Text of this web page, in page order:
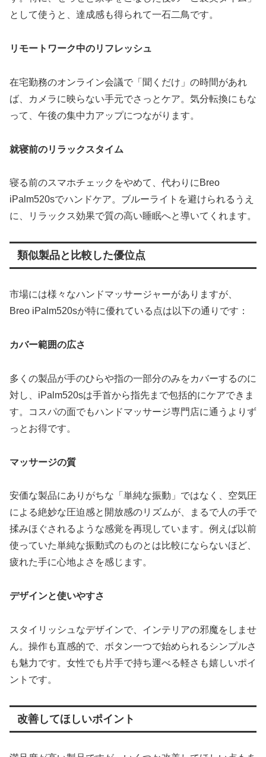
として使うと、達成感も得られて一石二鳥です。
リモートワーク中のリフレッシュ
在宅勤務のオンライン会議で「聞くだけ」の時間があれ
ば、カメラに映らない手元でさっとケア。気分転換にもな
って、午後の集中力アップにつながります。
就寝前のリラックスタイム
寝る前のスマホチェックをやめて、代わりにBreo
iPalm520sでハンドケア。ブルーライトを避けられるうえ
に、リラックス効果で質の高い睡眠へと導いてくれます。
類似製品と比較した優位点
市場には様々なハンドマッサージャーがありますが、
Breo iPalm520sが特に優れている点は以下の通りです：
カバー範囲の広さ
多くの製品が手のひらや指の一部分のみをカバーするのに
対し、iPalm520sは手首から指先まで包括的にケアできま
す。コスパの面でもハンドマッサージ専門店に通うよりず
っとお得です。
マッサージの質
安価な製品にありがちな「単純な振動」ではなく、空気圧
による絶妙な圧迫感と開放感のリズムが、まるで人の手で
揉みほぐされるような感覚を再現しています。例えば以前
使っていた単純な振動式のものとは比較にならないほど、
疲れた手に心地よさを感じます。
デザインと使いやすさ
スタイリッシュなデザインで、インテリアの邪魔をしませ
ん。操作も直感的で、ボタン一つで始められるシンプルさ
も魅力です。女性でも片手で持ち運べる軽さも嬉しいポイ
ントです。
改善してほしいポイント